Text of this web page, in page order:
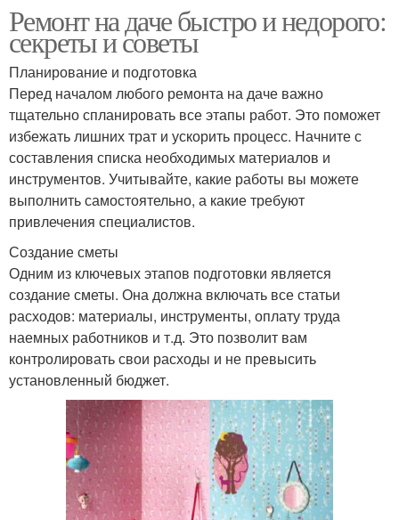
Ремонт на даче быстро и недорого:
секреты и советы
Планирование и подготовка
Перед началом любого ремонта на даче важно
тщательно спланировать все этапы работ. Это поможет
избежать лишних трат и ускорить процесс. Начните с
составления списка необходимых материалов и
инструментов. Учитывайте, какие работы вы можете
выполнить самостоятельно, а какие требуют
привлечения специалистов.
Создание сметы
Одним из ключевых этапов подготовки является
создание сметы. Она должна включать все статьи
расходов: материалы, инструменты, оплату труда
наемных работников и т.д. Это позволит вам
контролировать свои расходы и не превысить
установленный бюджет.